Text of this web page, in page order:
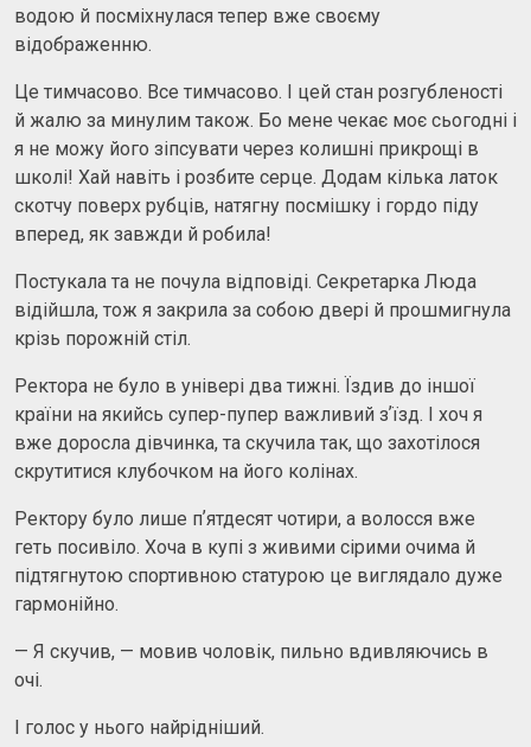
водою й посміхнулася тепер вже своєму
відображенню.
Це тимчасово. Все тимчасово. І цей стан розгубленості
й жалю за минулим також. Бо мене чекає моє сьогодні і
я не можу його зіпсувати через колишні прикрощі в
школі! Хай навіть і розбите серце. Додам кілька латок
скотчу поверх рубців, натягну посмішку і гордо піду
вперед, як завжди й робила!
Постукала та не почула відповіді. Секретарка Люда
відійшла, тож я закрила за собою двері й прошмигнула
крізь порожній стіл.
Ректора не було в універі два тижні. Їздив до іншої
країни на якийсь супер-пупер важливий зʼїзд. І хоч я
вже доросла дівчинка, та скучила так, що захотілося
скрутитися клубочком на його колінах.
Ректору було лише пʼятдесят чотири, а волосся вже
геть посивіло. Хоча в купі з живими сірими очима й
підтягнутою спортивною статурою це виглядало дуже
гармонійно.
— Я скучив, — мовив чоловік, пильно вдивляючись в
очі.
І голос у нього найрідніший.